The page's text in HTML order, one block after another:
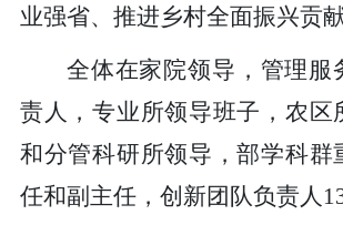
业强省、推进乡村全面振兴贡
全体在家院领导，管理服
责人，专业所领导班子，农区
和分管科研所领导，部学科群
任和副主任，创新团队负责人